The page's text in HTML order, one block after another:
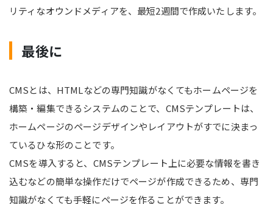
リティなオウンドメディアを、最短2週間で作成いたします。
最後に
CMSとは、HTMLなどの専門知識がなくてもホームページを
構築・編集できるシステムのことで、CMSテンプレートは、
ホームページのページデザインやレイアウトがすでに決まっ
ているひな形のことです。
CMSを導入すると、CMSテンプレート上に必要な情報を書き
込むなどの簡単な操作だけでページが作成できるため、専門
知識がなくても手軽にページを作ることができます。